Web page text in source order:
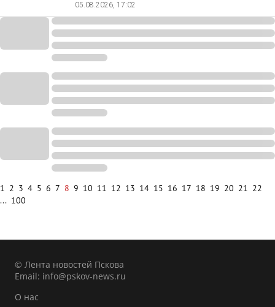
05.08.2026, 17:02
1 2 3 4 5 6 7 8 9 10 11 12 13 14 15 16 17 18 19 20 21 22
... 100
© Лента новостей Пскова
Email: info@pskov-news.ru
О нас